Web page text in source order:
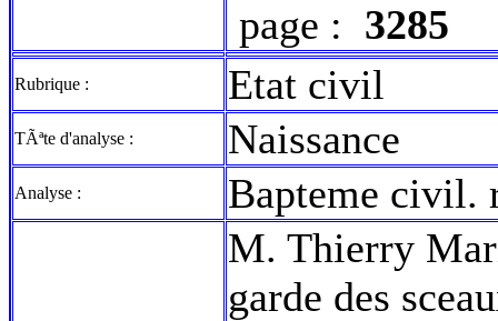
page : 3285
Rubrique : Etat civil
TÃªte d'analyse : Naissance
Analyse : Bapteme civil.
M. Thierry
garde des